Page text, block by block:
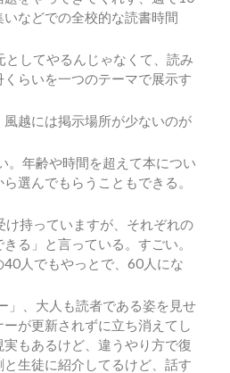
などでの全校的な読書時間
してやるんじゃなくて、読み
らいを一つのテーマで展示す
越には掲示場所が少ないのが
。年齢や時間を超えて本につい
選んでもらうこともできる。
持っていますが、それぞれの
る」と言っている。すごい。
人でもやっとで、60人にな
」、大人も読者である姿を見せ
が更新されずに立ち消えてし
もあるけど、違うやり方で復
生徒に紹介してるけど、話す